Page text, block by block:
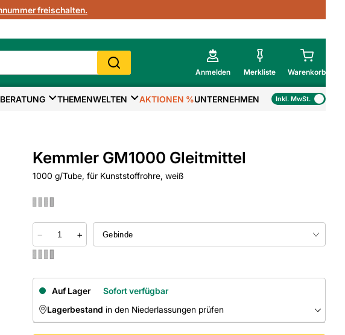
freischalten.
Anmelden Merkliste Warenkorb
Mein Warenkorb
THEMENWELTEN AKTIONEN %UNTERNEHMEN Inkl. MwSt.
Kemmler GM1000 Gleitmittel
1000 g/Tube, für Kunststoffrohre, weiß
− +
Auf Lager
Sofort verfügbar
Lagerbestand in den Niederlassungen prüfen